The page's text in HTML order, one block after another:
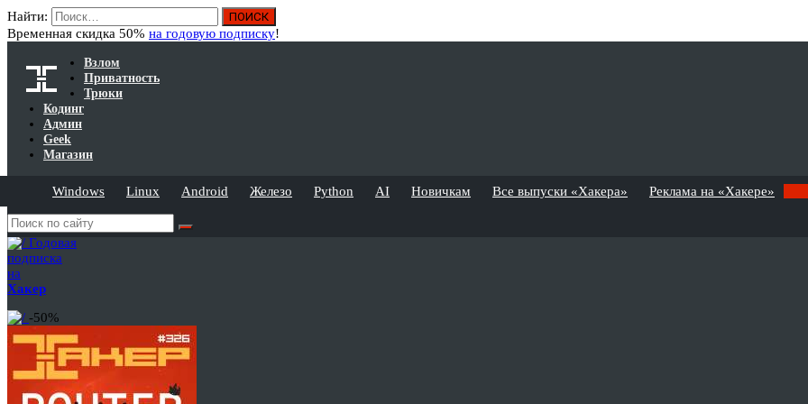
Найти:
Временная скидка 50% на годовую подписку!
Взлом
Приватность
Трюки
Кодинг
Админ
Geek
Магазин
Windows Linux Android Железо Python AI Новичкам Все выпуски «Хакера» Реклама на «Хакере»
Годовая
подписка
на
Хакер
-50%